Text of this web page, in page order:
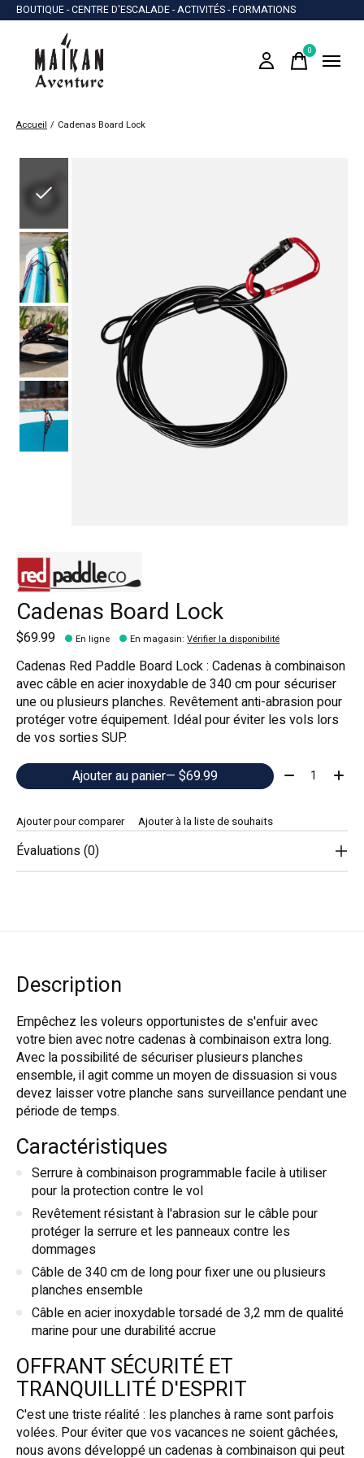
BOUTIQUE - CENTRE D'ESCALADE - ACTIVITÉS - FORMATIONS
0items
Accueil / Cadenas Board Lock
Cadenas Board Lock
$69.99 En ligne En magasin:Vérifier la disponibilité
Cadenas Red Paddle Board Lock : Cadenas à combinaison
avec câble en acier inoxydable de 340 cm pour sécuriser
une ou plusieurs planches. Revêtement anti-abrasion pour
protéger votre équipement. Idéal pour éviter les vols lors
de vos sorties SUP.
Ajouter au panier
— $69.99 Quantité:
Ajouter pour comparer Ajouter à la liste de souhaits
Évaluations (0)
Description
Empêchez les voleurs opportunistes de s'enfuir avec
votre bien avec notre cadenas à combinaison extra long.
Avec la possibilité de sécuriser plusieurs planches
ensemble, il agit comme un moyen de dissuasion si vous
devez laisser votre planche sans surveillance pendant une
période de temps.
Caractéristiques
Serrure à combinaison programmable facile à utiliser
pour la protection contre le vol
Revêtement résistant à l'abrasion sur le câble pour
protéger la serrure et les panneaux contre les
dommages
Câble de 340 cm de long pour fixer une ou plusieurs
planches ensemble
Câble en acier inoxydable torsadé de 3,2 mm de qualité
marine pour une durabilité accrue
OFFRANT SÉCURITÉ ET
TRANQUILLITÉ D'ESPRIT
C'est une triste réalité : les planches à rame sont parfois
volées. Pour éviter que vos vacances ne soient gâchées,
nous avons développé un cadenas à combinaison qui peut